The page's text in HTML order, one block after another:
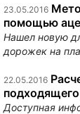
23.05.2016
помощью
Нашел новую
дорожек на
22.05.2016
Доступная